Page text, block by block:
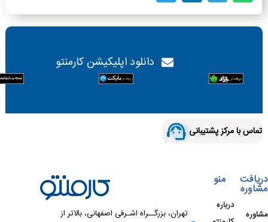
دانلود اپلیکیشن کارمنتو
تماس با مرکز پشتیبانی
دریافت
مشاوره
مشاوره
منو
درباره
تهران، بزرگــراه اشـرفی اصفهانی، بالاتر از